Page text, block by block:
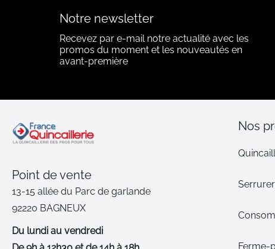
Notre newsletter
Recevez par e-mail notre actualité avec les
promos du moment et les nouveautés en
avant-première
Point de vente
13-15 allée du Parc de garlande
92220 BAGNEUX
Du lundi au vendredi
Nos
Ferme-